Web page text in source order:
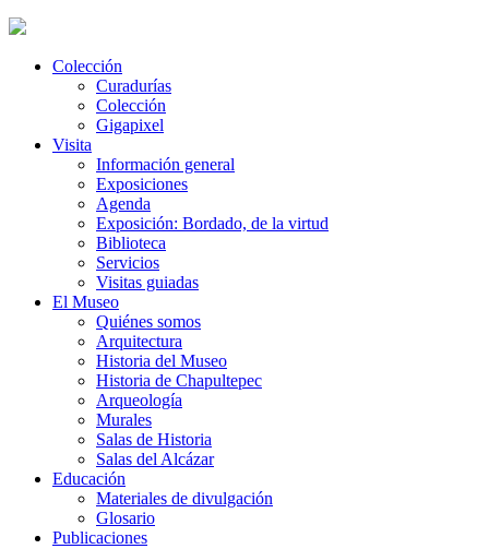
Colección
Curadurías
Colección
Gigapixel
Visita
Información general
Exposiciones
Agenda
Exposición: Bordado, de la virtud
Biblioteca
Servicios
Visitas guiadas
El Museo
Quiénes somos
Arquitectura
Historia del Museo
Historia de Chapultepec
Arqueología
Murales
Salas de Historia
Salas del Alcázar
Educación
Materiales de divulgación
Glosario
Publicaciones